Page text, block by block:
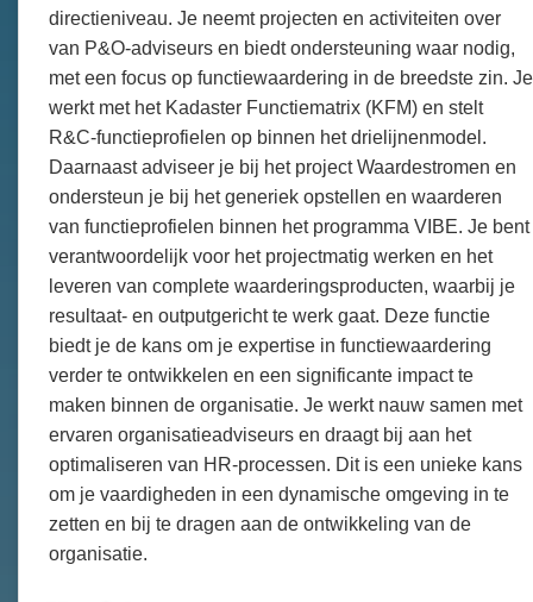
directieniveau. Je neemt projecten en activiteiten over
van P&O-adviseurs en biedt ondersteuning waar nodig,
met een focus op functiewaardering in de breedste zin. Je
werkt met het Kadaster Functiematrix (KFM) en stelt
R&C-functieprofielen op binnen het drielijnenmodel.
Daarnaast adviseer je bij het project Waardestromen en
ondersteun je bij het generiek opstellen en waarderen
van functieprofielen binnen het programma VIBE. Je bent
verantwoordelijk voor het projectmatig werken en het
leveren van complete waarderingsproducten, waarbij je
resultaat- en outputgericht te werk gaat. Deze functie
biedt je de kans om je expertise in functiewaardering
verder te ontwikkelen en een significante impact te
maken binnen de organisatie. Je werkt nauw samen met
ervaren organisatieadviseurs en draagt bij aan het
optimaliseren van HR-processen. Dit is een unieke kans
om je vaardigheden in een dynamische omgeving in te
zetten en bij te dragen aan de ontwikkeling van de
organisatie.